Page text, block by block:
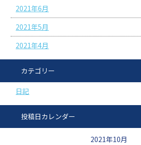
2021年6月
2021年5月
2021年4月
カテゴリー
日記
投稿日カレンダー
2021年10月